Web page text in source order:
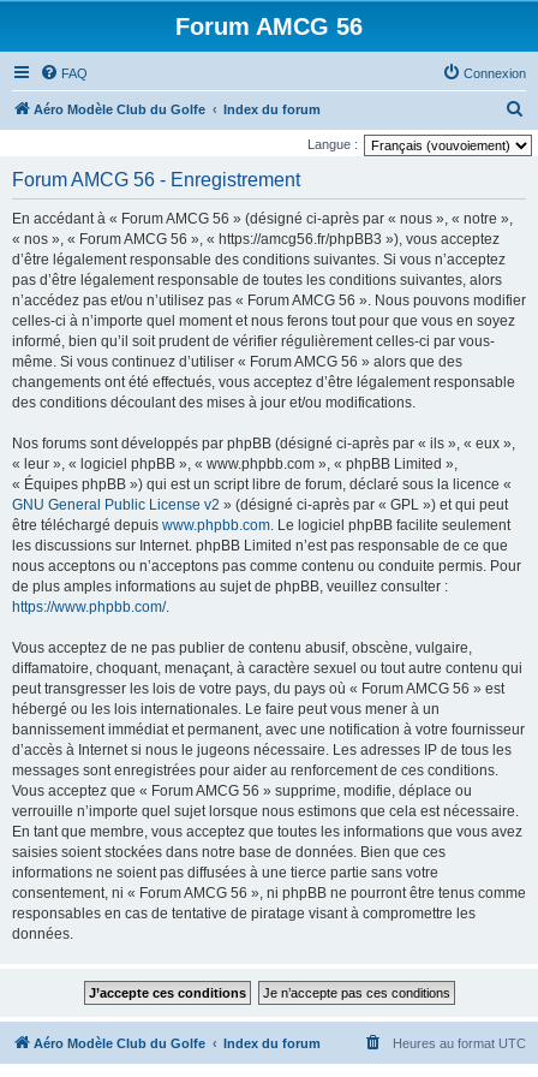
Forum AMCG 56
FAQ Connexion
Aéro Modèle Club du Golfe Index du forum
e
Langue :
Forum AMCG 56 - Enregistrement
En accédant à « Forum AMCG 56 » (désigné ci-après par « nous », « notre »,
« nos », « Forum AMCG 56 », « https://amcg56.fr/phpBB3 »), vous acceptez
d’être légalement responsable des conditions suivantes. Si vous n’acceptez
pas d’être légalement responsable de toutes les conditions suivantes, alors
n’accédez pas et/ou n’utilisez pas « Forum AMCG 56 ». Nous pouvons modifier
celles-ci à n’importe quel moment et nous ferons tout pour que vous en soyez
informé, bien qu’il soit prudent de vérifier régulièrement celles-ci par vous-
même. Si vous continuez d’utiliser « Forum AMCG 56 » alors que des
changements ont été effectués, vous acceptez d’être légalement responsable
des conditions découlant des mises à jour et/ou modifications.
Nos forums sont développés par phpBB (désigné ci-après par « ils », « eux »,
« leur », « logiciel phpBB », « www.phpbb.com », « phpBB Limited »,
« Équipes phpBB ») qui est un script libre de forum, déclaré sous la licence «
GNU General Public License v2 » (désigné ci-après par « GPL ») et qui peut
être téléchargé depuis www.phpbb.com. Le logiciel phpBB facilite seulement
les discussions sur Internet. phpBB Limited n’est pas responsable de ce que
nous acceptons ou n’acceptons pas comme contenu ou conduite permis. Pour
de plus amples informations au sujet de phpBB, veuillez consulter :
https://www.phpbb.com/.
Vous acceptez de ne pas publier de contenu abusif, obscène, vulgaire,
diffamatoire, choquant, menaçant, à caractère sexuel ou tout autre contenu qui
peut transgresser les lois de votre pays, du pays où « Forum AMCG 56 » est
hébergé ou les lois internationales. Le faire peut vous mener à un
bannissement immédiat et permanent, avec une notification à votre fournisseur
d’accès à Internet si nous le jugeons nécessaire. Les adresses IP de tous les
messages sont enregistrées pour aider au renforcement de ces conditions.
Vous acceptez que « Forum AMCG 56 » supprime, modifie, déplace ou
verrouille n’importe quel sujet lorsque nous estimons que cela est nécessaire.
En tant que membre, vous acceptez que toutes les informations que vous avez
saisies soient stockées dans notre base de données. Bien que ces
informations ne soient pas diffusées à une tierce partie sans votre
consentement, ni « Forum AMCG 56 », ni phpBB ne pourront être tenus comme
responsables en cas de tentative de piratage visant à compromettre les
données.
Aéro Modèle Club du Golfe Index du forum Heures au format UTC